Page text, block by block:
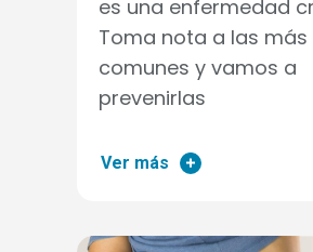
es una enfermedad
Toma nota a las más
comunes y vamos a
prevenirlas
Ver más